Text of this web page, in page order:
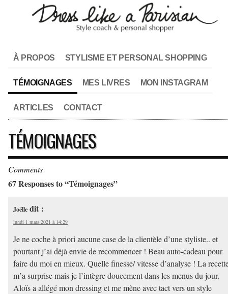
À PROPOS STYLISME ET PERSONAL SHOPPING
TÉMOIGNAGES MES LIVRES MON INSTAGRAM
ARTICLES CONTACT
TÉMOIGNAGES
Comments
67 Responses to “Témoignages”
Joëlle dit :
lundi 1 mars 2021 à 14:29
Je ne coche à priori aucune case de la clientèle d’une styliste.. et
pourtant j’ai déjà envie de recommencer ! Beau auto-cadeau pour
faire du moi en mieux. Quelle finesse/ vitesse d’analyse ! La
m’a surprise mais je l’intègre doucement dans les menus du jour.
Aloïs a allégé mon dressing et me mène avec tact vers un style